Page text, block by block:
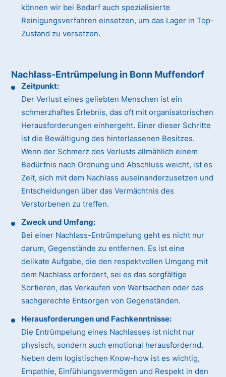
können wir bei Bedarf auch spezialisierte
Reinigungsverfahren einsetzen, um das Lager in Top-
Zustand zu versetzen.
Nachlass-Entrümpelung in Bonn Muffendorf
Zeitpunkt:
Der Verlust eines geliebten Menschen ist ein
schmerzhaftes Erlebnis, das oft mit organisatorischen
Herausforderungen einhergeht. Einer dieser Schritte
ist die Bewältigung des hinterlassenen Besitzes.
Wenn der Schmerz des Verlusts allmählich einem
Bedürfnis nach Ordnung und Abschluss weicht, ist es
Zeit, sich mit dem Nachlass auseinanderzusetzen und
Entscheidungen über das Vermächtnis des
Verstorbenen zu treffen.
Zweck und Umfang:
Bei einer Nachlass-Entrümpelung geht es nicht nur
darum, Gegenstände zu entfernen. Es ist eine
delikate Aufgabe, die den respektvollen Umgang mit
dem Nachlass erfordert, sei es das sorgfältige
Sortieren, das Verkaufen von Wertsachen oder das
sachgerechte Entsorgen von Gegenständen.
Herausforderungen und Fachkenntnisse:
Die Entrümpelung eines Nachlasses ist nicht nur
physisch, sondern auch emotional herausfordernd.
Neben dem logistischen Know-how ist es wichtig,
Empathie, Einfühlungsvermögen und Respekt in den